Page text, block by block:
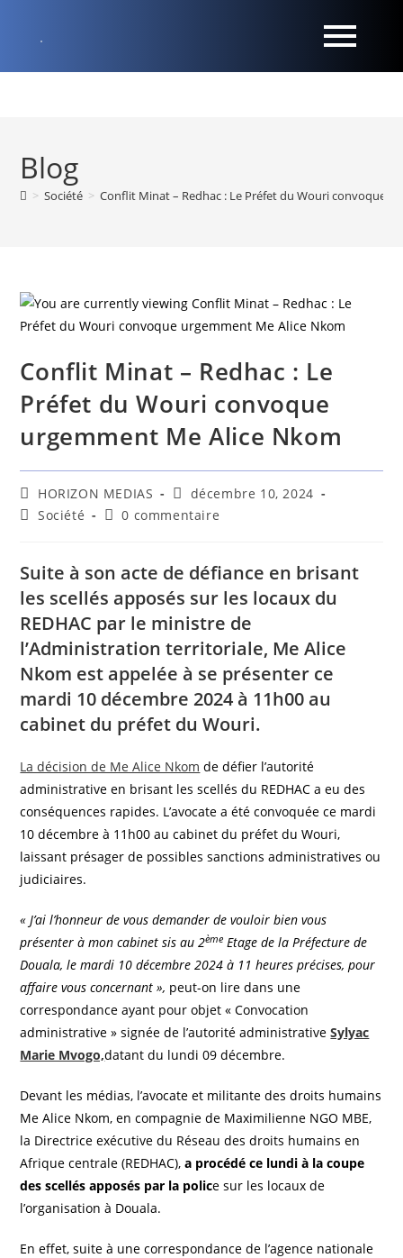
Blog
> Société > Conflit Minat – Redhac : Le Préfet du Wouri convoque
Conflit Minat – Redhac : Le
Préfet du Wouri convoque
urgemment Me Alice Nkom
HORIZON MEDIAS
décembre 10, 2024
Société
0 commentaire
Suite à son acte de défiance en brisant
les scellés apposés sur les locaux du
REDHAC par le ministre de
l’Administration territoriale, Me Alice
Nkom est appelée à se présenter ce
mardi 10 décembre 2024 à 11h00 au
cabinet du préfet du Wouri.
La décision de Me Alice Nkom de défier l’autorité
administrative en brisant les scellés du REDHAC a eu des
conséquences rapides. L’avocate a été convoquée ce mardi
10 décembre à 11h00 au cabinet du préfet du Wouri,
laissant présager de possibles sanctions administratives ou
judiciaires.
« J’ai l’honneur de vous demander de vouloir bien vous
présenter à mon cabinet sis au 2ème Etage de la Préfecture de
Douala, le mardi 10 décembre 2024 à 11 heures précises, pour
affaire vous concernant », peut-on lire dans une
correspondance ayant pour objet « Convocation
administrative » signée de l’autorité administrativeSylyac
Marie Mvogo,datant du lundi 09 décembre.
Devant les médias, l’avocate et militante des droits humains
Me Alice Nkom, en compagnie de Maximilienne NGO MBE,
la Directrice exécutive du Réseau des droits humains en
Afrique centrale (REDHAC),a procédé ce lundi à la coupe
des scellés apposés par la police sur les locaux de
l’organisation à Douala.
En effet, suite à une correspondance de l’agence nationale